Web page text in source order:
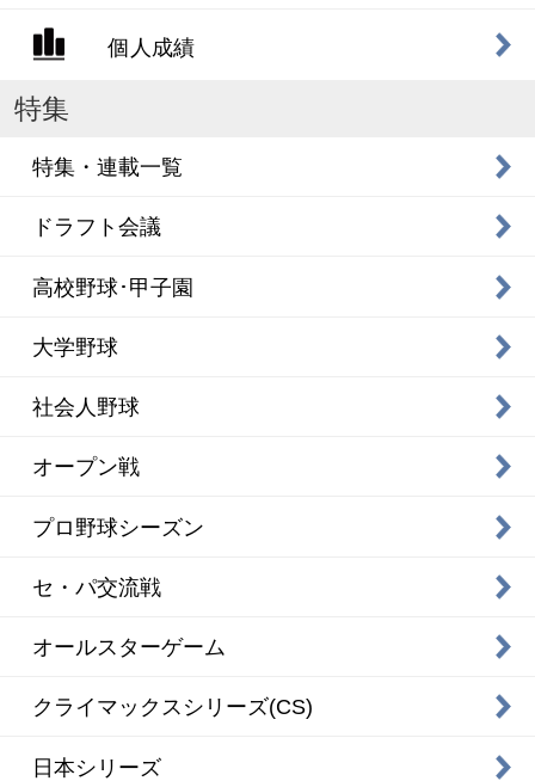
個人成績
特集
特集・連載一覧
ドラフト会議
高校野球･甲子園
大学野球
社会人野球
オープン戦
プロ野球シーズン
セ・パ交流戦
オールスターゲーム
クライマックスシリーズ(CS)
日本シリーズ